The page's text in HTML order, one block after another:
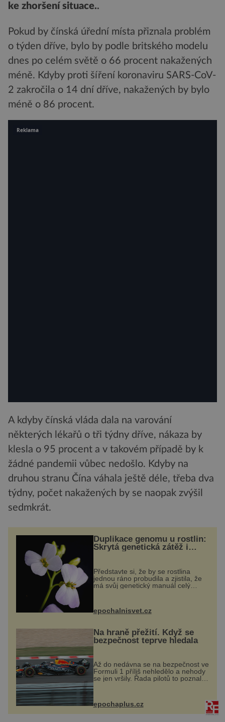
ke zhoršení situace..
Pokud by čínská úřední místa přiznala problém
o týden dříve, bylo by podle britského modelu
dnes po celém světě o 66 procent nakažených
méně. Kdyby proti šíření koronaviru SARS-CoV-
2 zakročila o 14 dní dříve, nakažených by bylo
méně o 86 procent.
A kdyby čínská vláda dala na varování
některých lékařů o tři týdny dříve, nákaza by
klesla o 95 procent a v takovém případě by k
žádné pandemii vůbec nedošlo. Kdyby na
druhou stranu Čína váhala ještě déle, třeba dva
týdny, počet nakažených by se naopak zvýšil
sedmkrát.
Duplikace genomu u rostlin:
Skrytá genetická zátěž i
Představte si, že by se rostlina
jednou ráno probudila a zjistila, že
má svůj genetický manuál celý
výzkumu to může být pro druhy
vstupenka...
epochalnisvet.cz
Na hraně přežití. Když se
bezpečnost teprve hledala
Až do nedávna se na bezpečnost ve
Formuli 1 příliš nehledělo a nehody
se jen vršily. Řada pilotů to poznala
na vlastní kůži, často s trvalými
následky nebo bohužel i ztrátou
života. Dnes nepochopiteln...
epochaplus.cz
Reklama